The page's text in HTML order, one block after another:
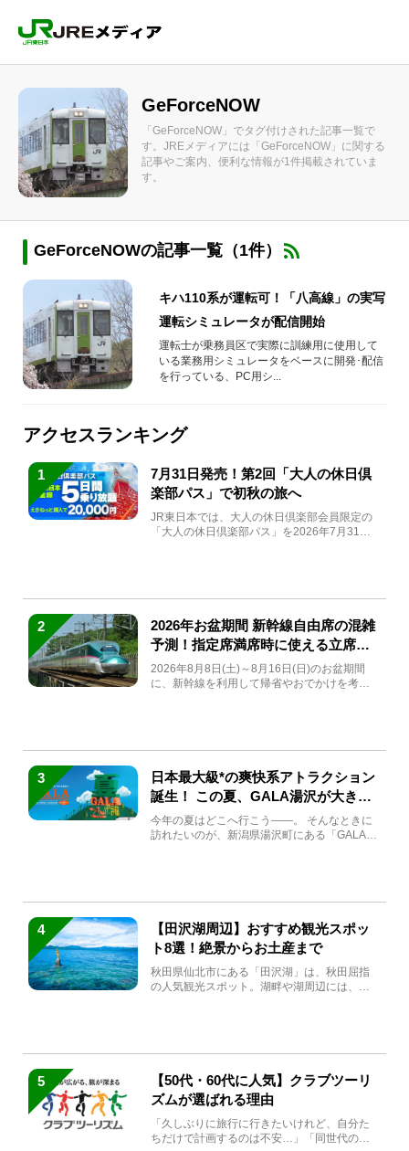
GeForceNOW
「GeForceNOW」でタグ付けされた記事一覧で
す。JREメディアには「GeForceNOW」に関する
記事やご案内、便利な情報が1件掲載されていま
す。
GeForceNOWの記事一覧（1件）
キハ110系が運転可！「八高線」の実写
運転シミュレータが配信開始
運転士が乗務員区で実際に訓練用に使用して
いる業務用シミュレータをベースに開発･配信
を行っている、PC用シ...
アクセスランキング
1
7月31日発売！第2回「大人の休日倶
楽部パス」で初秋の旅へ
JR東日本では、大人の休日倶楽部会員限定の
「大人の休日倶楽部パス」を2026年7月31日
2
2026年お盆期間 新幹線自由席の混雑
予測！指定席満席時に使える立席特
急券も解説
2026年8月8日(土)～8月16日(日)のお盆期間
に、新幹線を利用して帰省やおでかけを考え
3
日本最大級*の爽快系アトラクション
誕生！ この夏、GALA湯沢が大きく
生まれ変わる
今年の夏はどこへ行こう――。 そんなときに
訪れたいのが、新潟県湯沢町にある「GALA湯
4
【田沢湖周辺】おすすめ観光スポッ
ト8選！絶景からお土産まで
秋田県仙北市にある「田沢湖」は、秋田屈指
の人気観光スポット。湖畔や湖周辺には、田
5
【50代・60代に人気】クラブツーリ
ズムが選ばれる理由
「久しぶりに旅行に行きたいけれど、自分た
ちだけで計画するのは不安…」「同世代の方